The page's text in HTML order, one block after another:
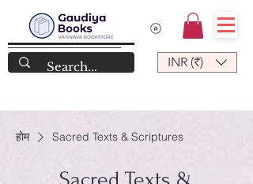
INR (₹)
होम Sacred Texts & Scriptures